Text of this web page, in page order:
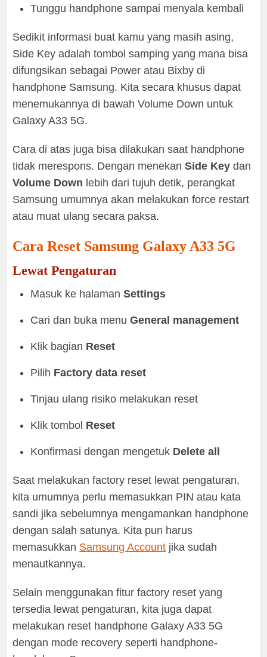
Tunggu handphone sampai menyala kembali
Sedikit informasi buat kamu yang masih asing,
Side Key adalah tombol samping yang mana bisa
difungsikan sebagai Power atau Bixby di
handphone Samsung. Kita secara khusus dapat
menemukannya di bawah Volume Down untuk
Galaxy A33 5G.
Cara di atas juga bisa dilakukan saat handphone
tidak merespons. Dengan menekanSide Key dan
Volume Down lebih dari tujuh detik, perangkat
Samsung umumnya akan melakukan force restart
atau muat ulang secara paksa.
Cara Reset Samsung Galaxy A33 5G
Lewat Pengaturan
Masuk ke halamanSettings
Cari dan buka menuGeneral management
Klik bagian Reset
Pilih Factory data reset
Tinjau ulang risiko melakukan reset
Klik tombol Reset
Konfirmasi dengan mengetuk Delete all
Saat melakukan factory reset lewat pengaturan,
kita umumnya perlu memasukkan PIN atau kata
sandi jika sebelumnya mengamankan handphone
dengan salah satunya. Kita pun harus
memasukkan Samsung Account jika sudah
menautkannya.
Selain menggunakan fitur factory reset yang
tersedia lewat pengaturan, kita juga dapat
melakukan reset handphone Galaxy A33 5G
dengan mode recovery seperti handphone-